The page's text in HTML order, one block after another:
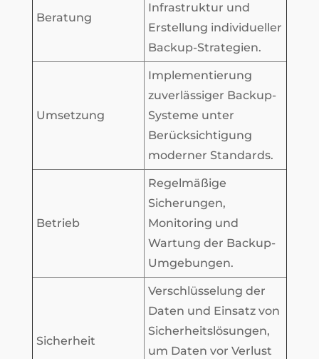
Beratung
Infrastruktur und
Erstellung individueller
Backup-Strategien.
Umsetzung
Implementierung
zuverlässiger Backup-
Systeme unter
Berücksichtigung
moderner Standards.
Betrieb
Regelmäßige
Sicherungen,
Monitoring und
Wartung der Backup-
Umgebungen.
Sicherheit
Verschlüsselung der
Daten und Einsatz von
Sicherheitslösungen,
um Daten vor Verlust